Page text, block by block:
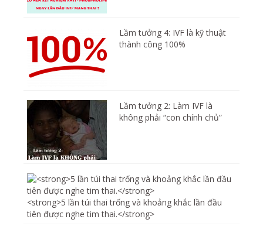
Lầm tưởng 4: IVF là kỹ thuật
thành công 100%
Lầm tưởng 2: Làm IVF là
không phải “con chính chủ”
<strong>5 lần túi thai trống và khoảng khắc lần đầu
tiên được nghe tim thai.</strong>